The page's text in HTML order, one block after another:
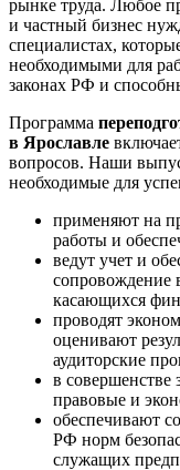
рынке труда. Любое
и частный бизнес
специалистах,
необходимыми для
законах РФ и
Программа
в Ярославле
вопросов. Наши
необходимые для
применяют на
работы и
ведут учет и
сопровождение
касающихся
проводят
оценивают
аудиторские
в совершенстве
правовые и
обеспечивают
РФ норм
служащих